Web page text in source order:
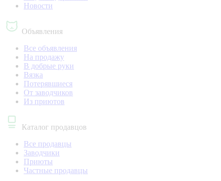
Новости
Объявления
Все объявления
На продажу
В добрые руки
Вязка
Потерявшиеся
От заводчиков
Из приютов
Каталог продавцов
Все продавцы
Заводчики
Приюты
Частные продавцы